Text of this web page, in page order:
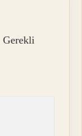
Gerekli